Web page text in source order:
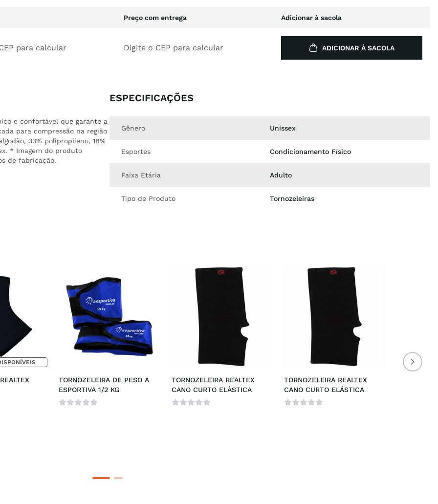
Preço com entrega Adicionar à sacola
para calcular Digite o CEP para calcular ADICIONAR À SACOLA
e confortável que garante a
para compressão na região
33% polipropileno, 18%
* Imagem do produto
de fabricação.
ESPECIFICAÇÕES
Gênero Unissex
Esportes Condicionamento Físico
Faixa Etária Adulto
Tipo de Produto Tornozeleiras
TORNOZELEIRA DE PESO A
ESPORTIVA 1/2 KG
TORNOZELEIRA REALTEX
CANO CURTO ELÁSTICA
TORNOZELEIRA REALTEX
CANO CURTO ELÁSTICA